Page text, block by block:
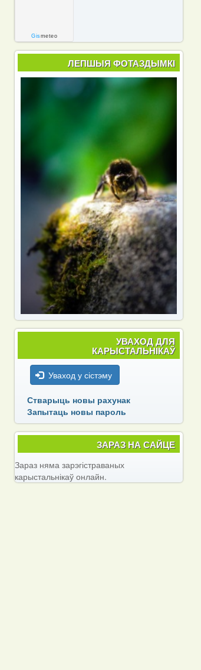
Gismeteo
ЛЕПШЫЯ ФОТАЗДЫМКІ
УВАХОД ДЛЯ
КАРЫСТАЛЬНІКАЎ
Уваход у сістэму
Стварыць новы рахунак
Запытаць новы пароль
ЗАРАЗ НА САЙЦЕ
Зараз няма зарэгістраваных
карыстальнікаў онлайн.